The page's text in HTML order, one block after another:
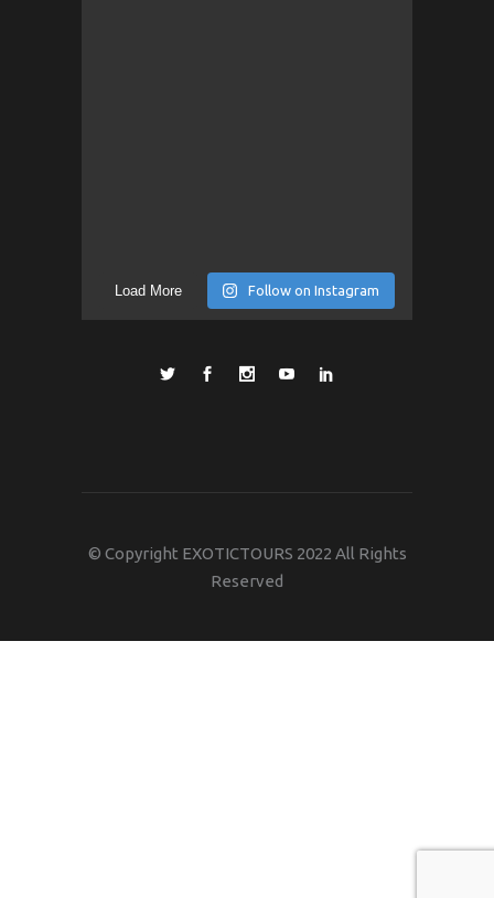
Load More Follow on Instagram
© Copyright EXOTICTOURS 2022 All Rights
Reserved